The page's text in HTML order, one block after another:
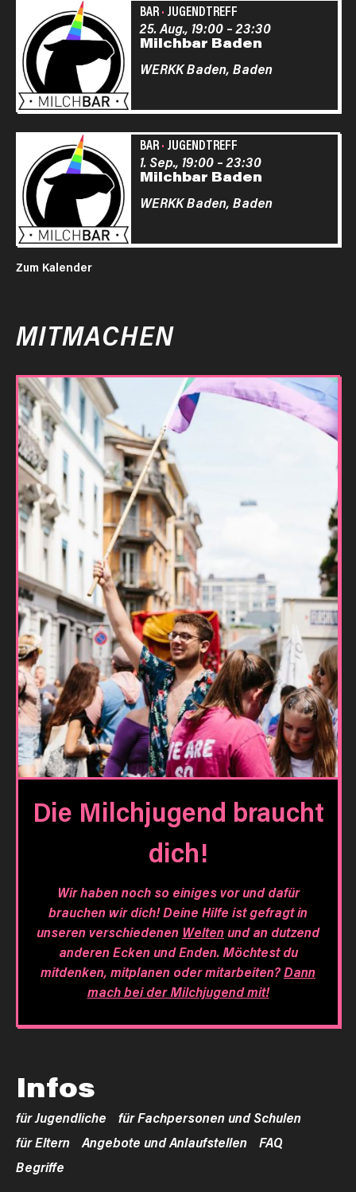
BAR· JUGENDTREFF
Milchbar Baden
25. Aug., 19:00–23:30
WERKK Baden, Baden
BAR· JUGENDTREFF
Milchbar Baden
1. Sep., 19:00–23:30
WERKK Baden, Baden
Zum Kalender
MITMACHEN
Die Milchjugend braucht
dich!
Wir haben noch so einiges vor und dafür
brauchen wir dich! Deine Hilfe ist gefragt in
unseren verschiedenen Weltenund an dutzend
anderen Ecken und Enden. Möchtest du
mitdenken, mitplanen oder mitarbeiten?Dann
mach bei der Milchjugend mit!
Infos
für Jugendliche
für Fachpersonen und Schulen
für Eltern
Angebote und Anlaufstellen
FAQ
Begriffe